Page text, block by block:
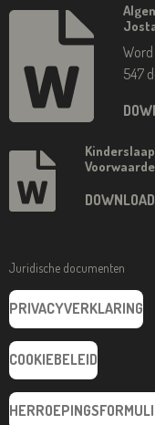
Word
547
DOWNLOAD
Juridische documenten
PRIVACYVERKLARING
COOKIEBELEID